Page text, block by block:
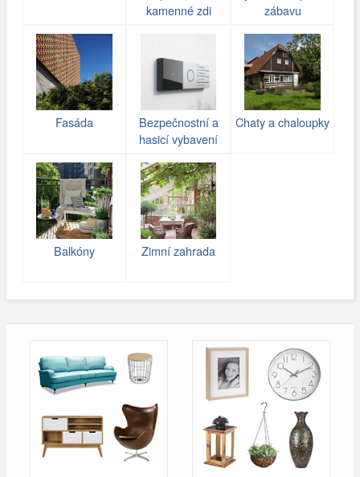
kamenné zdi
zábavu
Fasáda
Bezpečnostní a
hasicí vybavení
Chaty a chaloupky
Balkóny Zimní zahrada